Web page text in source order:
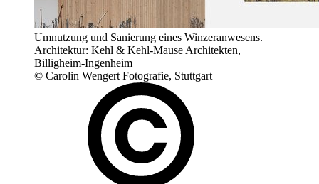
Umnutzung und Sanierung eines Winzeranwesens.
Architektur: Kehl & Kehl-Mause Architekten,
Billigheim-Ingenheim
© Carolin Wengert Fotografie, Stuttgart